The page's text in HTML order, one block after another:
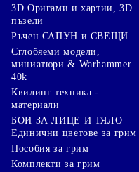
3D Оригами и хартии, 3D
пъзели
Ръчен САПУН и СВЕЩИ
Сглобяеми модели,
миниатюри & Warhammer
40k
Квилинг техника -
материали
БОИ ЗА ЛИЦЕ И ТЯЛО
Единични цветове за грим
Пособия за грим
Комплекти за грим